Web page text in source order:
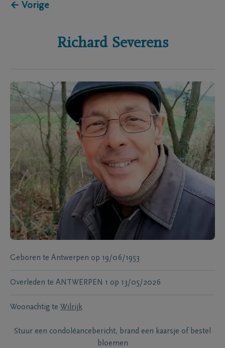
← Vorige
Richard Severens
Geboren te Antwerpen op 19/06/1953
Overleden te ANTWERPEN 1 op 13/05/2026
Woonachtig te Wilrijk
Stuur een condoléancebericht, brand een kaarsje of bestel
bloemen